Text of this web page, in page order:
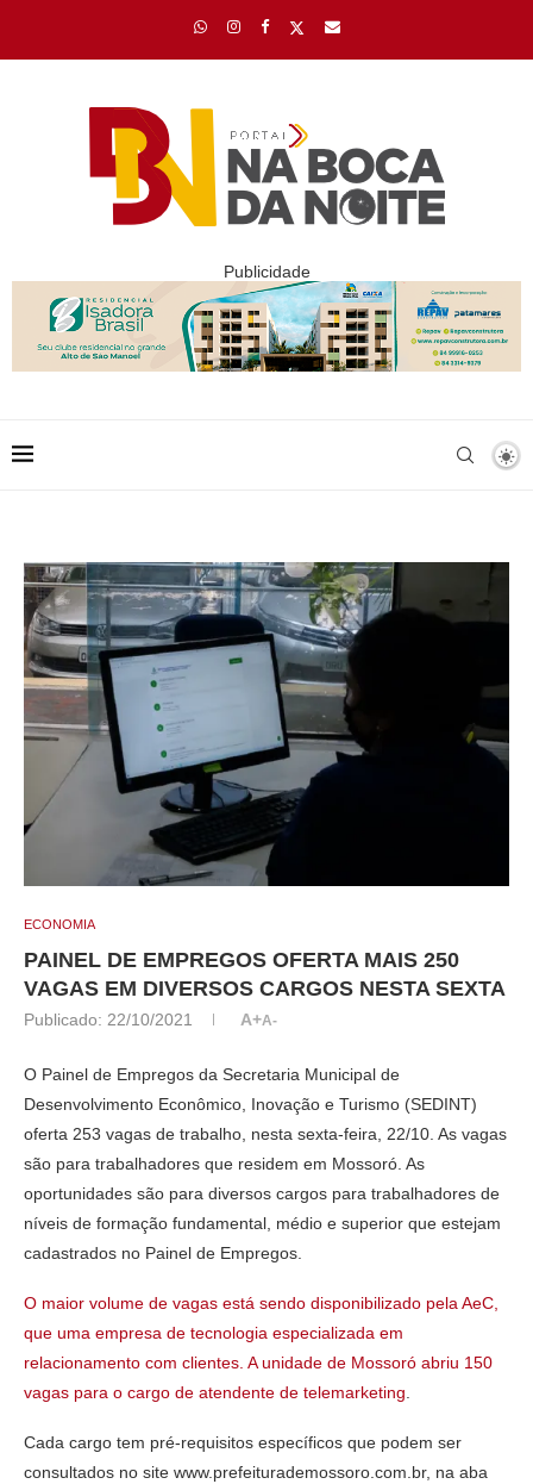
Publicidade
ECONOMIA
PAINEL DE EMPREGOS OFERTA MAIS 250
VAGAS EM DIVERSOS CARGOS NESTA SEXTA
Publicado: 22/10/2021 A+A-
O Painel de Empregos da Secretaria Municipal de
Desenvolvimento Econômico, Inovação e Turismo (SEDINT)
oferta 253 vagas de trabalho, nesta sexta-feira, 22/10. As vagas
são para trabalhadores que residem em Mossoró. As
oportunidades são para diversos cargos para trabalhadores de
níveis de formação fundamental, médio e superior que estejam
cadastrados no Painel de Empregos.
O maior volume de vagas está sendo disponibilizado pela AeC,
que uma empresa de tecnologia especializada em
relacionamento com clientes. A unidade de Mossoró abriu 150
vagas para o cargo de atendente de telemarketing.
Cada cargo tem pré-requisitos específicos que podem ser
consultados no site www.prefeiturademossoro.com.br, na aba